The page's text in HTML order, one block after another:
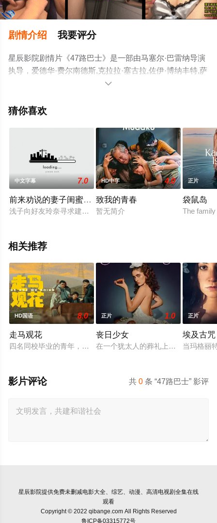
剧情介绍 我要评分
星辰影院剧情片《47路巴士》是一部由马塞尔·巴雷纳导演
执导，爱德华·费尔南德斯,克拉拉·塞古拉,佐伊·博纳丰特,萨
尔瓦·雷纳,奥斯卡·德·拉·弗恩特,贝茜·特内兹,文森特·罗米洛,
尔,Aimar,Vega,Lolo,Herrero,波贾·埃斯皮诺萨,玛丽亚·莫雷
影，手机免费观看高清无删减完整版电影大全就上星辰电
影网，更多剧情信息可移步至豆瓣电影、电视猫或剧情网
等平台了解。

猜你喜欢
中文字幕 7.0
前来劝说的妻子闺蜜很可爱
浅子向好友玲奈寻求建议，倾诉丈夫出轨的事。玲奈主动提出
HD中字 4.0
致我的青春
暂无简介
正片
袋鼠岛
The
相关推荐
HD国语 8.0
走马观花
四名同校毕业的青年，怀揣出人头地的梦想，却在大都市屡屡
正片 1.0
丧日少女
在一个犹太人的葬礼上，一个大学生
正片
埃及古咒
当玛格丽
共0 条 “47路巴士” 影评
影片评论
星辰影院提供免费未删减电影大全、综艺、动漫、高清电视剧全集在线
观看
Copyright © 2022 qibange.com All Rights Reserved
鲁ICP备03315772号